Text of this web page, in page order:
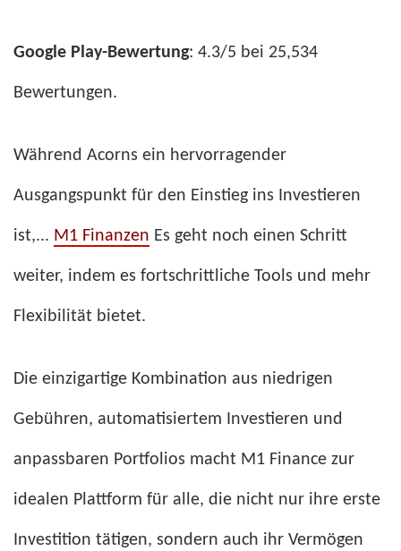
Google Play-Bewertung: 4.3/5 bei 25,534
Bewertungen.
Während Acorns ein hervorragender
Ausgangspunkt für den Einstieg ins Investieren
ist,... M1 Finanzen Es geht noch einen Schritt
weiter, indem es fortschrittliche Tools und mehr
Flexibilität bietet.
Die einzigartige Kombination aus niedrigen
Gebühren, automatisiertem Investieren und
anpassbaren Portfolios macht M1 Finance zur
idealen Plattform für alle, die nicht nur ihre erste
Investition tätigen, sondern auch ihr Vermögen